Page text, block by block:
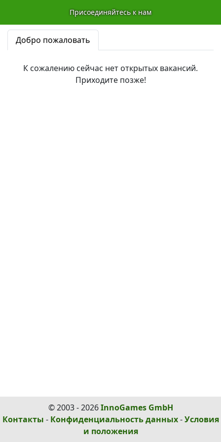
Присоединяйтесь к нам
Добро пожаловать
К сожалению сейчас нет открытых вакансий.
Приходите позже!
© 2003 - 2026InnoGames GmbH
Контакты - Конфиденциальность данных-Условия
и положения